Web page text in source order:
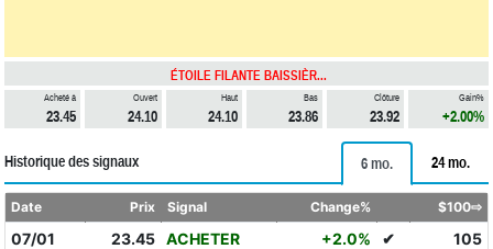
ÉTOILE FILANTE BAISSIÈR...
Acheté à
23.45
Ouvert
24.10
Haut
24.10
Bas
23.86
Clôture
23.92
Gain%
+2.00%
Historique des signaux 6 mo. 24 mo.
Date Prix Signal Change% $100⇨
07/01 23.45 ACHETER +2.0% ✔
105